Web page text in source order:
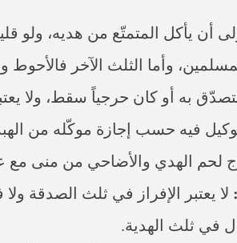
من مكتب سماحة السيد السيستاني -دام
أن يأكل المتمتّع من هديه، ولو
وأما الثلث الآخر
به أو كان حرجياً سقط، ولا
فيه حسب إجازة موكّله من الهبة
لحم الهدي والأضاحي من منى مع
لا يعتبر الإفراز في ثلث الصدقة
في ثلث الهدية.